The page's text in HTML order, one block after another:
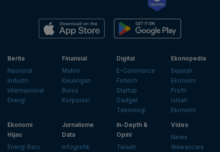
Berita
Nasional
Industri
Internasional
Energi
Finansial
Makro
Keuangan
Bursa
Korporasi
Digital
E-Commerce
Fintech
Startup
Gadget
Teknologi
Ekonopedia
Sejarah
Ekonomi
Profil
Istilah
Ekonomi
Ekonomi
Hijau
Energi Baru
Jurnalisme
Data
Infografik
In-Depth &
Opini
Telaah
Video
News
Wawancara